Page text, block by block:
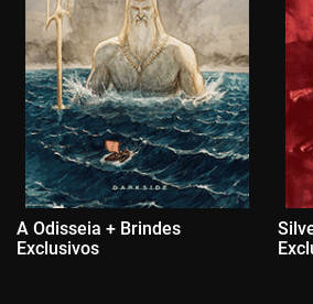
A Odisseia + Brindes
Exclusivos